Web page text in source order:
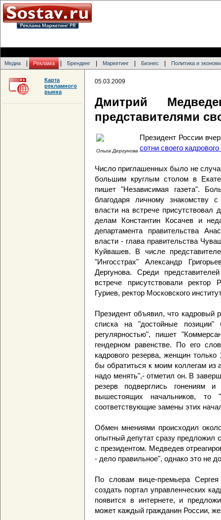
Медиа Реклама Брендинг Маркетинг Бизнес Политика и
05.03.2009
Дмитрий
представителями
Ольга Дергунова
Президент России
сотни своего
Число приглашенных было не
большим круглым столом в
пишет "Независимая газета".
благодаря личному
власти на встрече присутствовал
делам Константин Косачев и
департамента правительства
власти - глава правительства
Куйвашев. В числе
"Ингосстрах" Александр
Дергунова. Среди
встрече присутствовали ректор
Гуриев, ректор Московского
Президент объявил, что кадровый
списка на "достойные позиции"
регулярностью", пишет
гендерном равенстве. По его
кадрового резерва, женщин
бы обратиться к моим коллегам из
надо менять",- отметил он. В
резерв подверглись гонениям
вышестоящих начальников,
соответствующие замены этих
Обмен мнениями происходил
опытный депутат сразу предложил
с президентом. Медведев
- дело правильное", однако это не
По словам вице-премьера Сергея
создать портал управленческих
появится в интернете, и
может каждый гражданин России,
Карта
рекламного
рынка